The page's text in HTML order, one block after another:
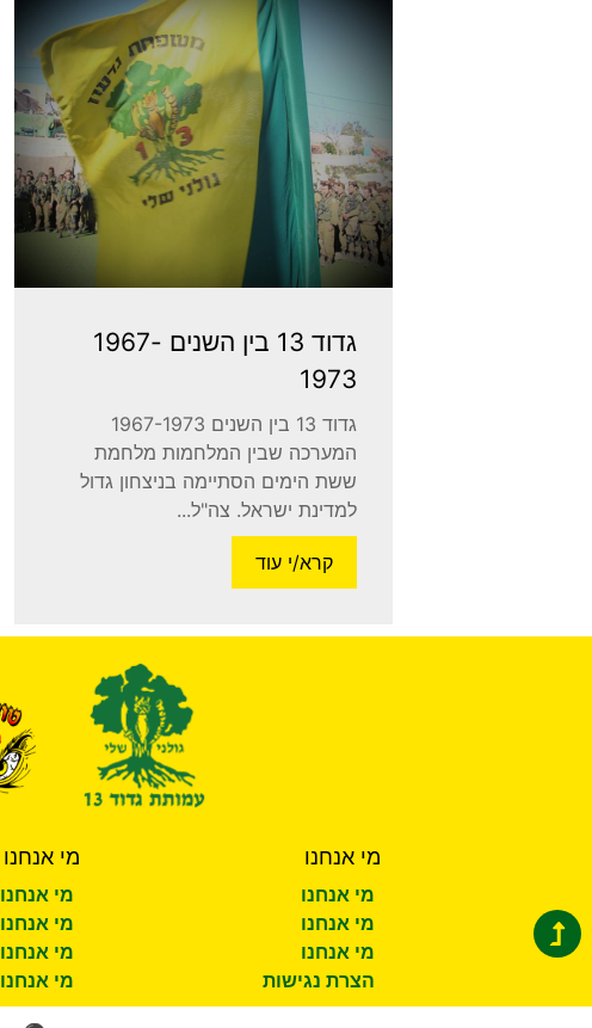
גדוד 13 בין השנים 1967-
1973
גדוד 13 בין השנים 1967-1973
המערכה שבין המלחמות מלחמת
ששת הימים הסתיימה בניצחון גדול
למדינת ישראל. צה"ל...
קרא/י עוד
מי אנחנו
מי אנחנו
מי אנחנו
מי אנחנו
הצרת נגישות
מי אנחנו
מי אנחנו
מי אנחנו
מי אנחנו
מי אנחנו